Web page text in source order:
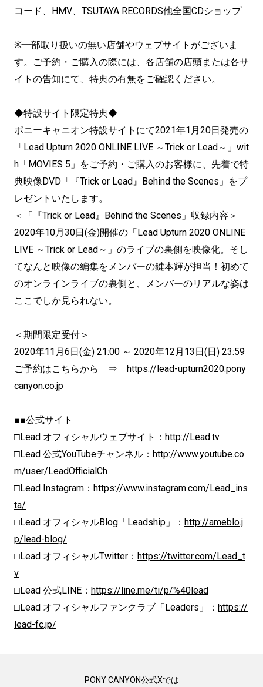
コード、HMV、TSUTAYA RECORDS他全国CDショップ
※一部取り扱いの無い店舗やウェブサイトがございま
す。ご予約・ご購入の際には、各店舗の店頭または各サ
イトの告知にて、特典の有無をご確認ください。
◆特設サイト限定特典◆
ポニーキャニオン特設サイトにて2021年1月20日発売の
「Lead Upturn 2020 ONLINE LIVE ～Trick or Lead～」wit
h「MOVIES 5」をご予約・ご購入のお客様に、先着で特
典映像DVD「『Trick or Lead』Behind the Scenes」をプ
レゼントいたします。
＜「『Trick or Lead』Behind the Scenes」収録内容＞
2020年10月30日(金)開催の「Lead Upturn 2020 ONLINE
LIVE ～Trick or Lead～」のライブの裏側を映像化。そし
てなんと映像の編集をメンバーの鍵本輝が担当！初めて
のオンラインライブの裏側と、メンバーのリアルな姿は
ここでしか見られない。
＜期間限定受付＞
2020年11月6日(金) 21:00 ～ 2020年12月13日(日) 23:59
ご予約はこちらから ⇒ https://lead-upturn2020.pony
canyon.co.jp
■■公式サイト
□Lead オフィシャルウェブサイト： http://Lead.tv
□Lead 公式YouTubeチャンネル： http://www.youtube.co
m/user/LeadOfficialCh
□Lead Instagram： https://www.instagram.com/Lead_ins
ta/
□Lead オフィシャルBlog「Leadship」： http://ameblo.j
p/lead-blog/
□Lead オフィシャルTwitter： https://twitter.com/Lead_t
v
□Lead 公式LINE： https://line.me/ti/p/%40lead
□Lead オフィシャルファンクラブ「Leaders」： https://
lead-fc.jp/
PONY CANYON公式Xでは